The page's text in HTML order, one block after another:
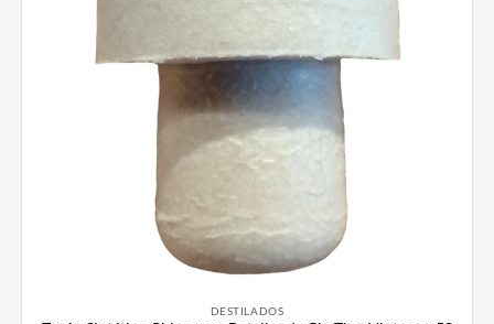
DESTILADOS